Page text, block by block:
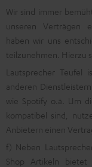
Wir sind immer
unseren Verträgen
haben wir uns
teilzunehmen. Hierzu
Lautsprecher
anderen
wie Spotify o.ä. Um
kompatibel sind,
Anbietern einen
f) Neben
Shop Artikeln bietet